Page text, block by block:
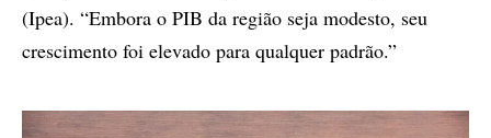
(Ipea). “Embora o PIB da região seja modesto, seu
crescimento foi elevado para qualquer padrão.”